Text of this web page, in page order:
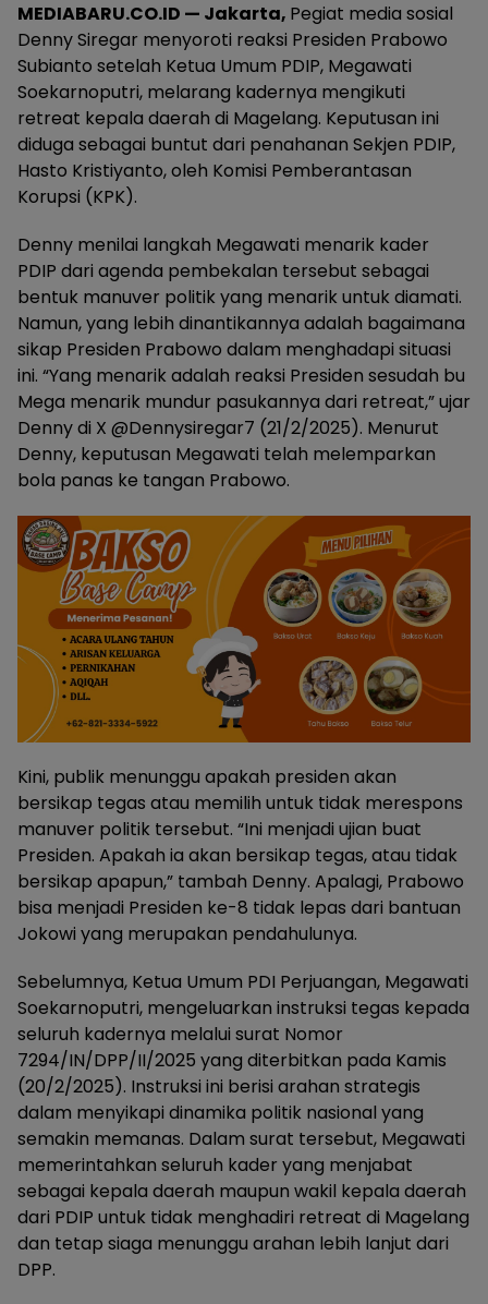
MEDIABARU.CO.ID — Jakarta, Pegiat media sosial
Denny Siregar menyoroti reaksi Presiden Prabowo
Subianto setelah Ketua Umum PDIP, Megawati
Soekarnoputri, melarang kadernya mengikuti
retreat kepala daerah di Magelang. Keputusan ini
diduga sebagai buntut dari penahanan Sekjen PDIP,
Hasto Kristiyanto, oleh Komisi Pemberantasan
Korupsi (KPK).
Denny menilai langkah Megawati menarik kader
PDIP dari agenda pembekalan tersebut sebagai
bentuk manuver politik yang menarik untuk diamati.
Namun, yang lebih dinantikannya adalah bagaimana
sikap Presiden Prabowo dalam menghadapi situasi
ini. “Yang menarik adalah reaksi Presiden sesudah bu
Mega menarik mundur pasukannya dari retreat,” ujar
Denny di X @Dennysiregar7 (21/2/2025). Menurut
Denny, keputusan Megawati telah melemparkan
bola panas ke tangan Prabowo.
Kini, publik menunggu apakah presiden akan
bersikap tegas atau memilih untuk tidak merespons
manuver politik tersebut. “Ini menjadi ujian buat
Presiden. Apakah ia akan bersikap tegas, atau tidak
bersikap apapun,” tambah Denny. Apalagi, Prabowo
bisa menjadi Presiden ke-8 tidak lepas dari bantuan
Jokowi yang merupakan pendahulunya.
Sebelumnya, Ketua Umum PDI Perjuangan, Megawati
Soekarnoputri, mengeluarkan instruksi tegas kepada
seluruh kadernya melalui surat Nomor
7294/IN/DPP/II/2025 yang diterbitkan pada Kamis
(20/2/2025). Instruksi ini berisi arahan strategis
dalam menyikapi dinamika politik nasional yang
semakin memanas. Dalam surat tersebut, Megawati
memerintahkan seluruh kader yang menjabat
sebagai kepala daerah maupun wakil kepala daerah
dari PDIP untuk tidak menghadiri retreat di Magelang
dan tetap siaga menunggu arahan lebih lanjut dari
DPP.